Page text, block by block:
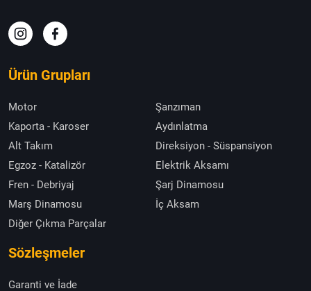
Ürün Grupları
Motor
Şanzıman
Kaporta - Karoser
Aydınlatma
Alt Takım
Direksiyon - Süspansiyon
Egzoz - Katalizör
Elektrik Aksamı
Fren - Debriyaj
Şarj Dinamosu
Marş Dinamosu
İç Aksam
Diğer Çıkma Parçalar
Sözleşmeler
Garanti ve İade